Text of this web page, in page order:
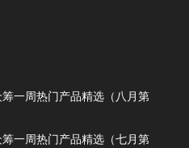
一周热门产品精选（八月第
一周热门产品精选（七月第